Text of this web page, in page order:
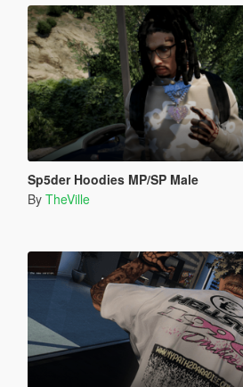
Sp5der Hoodies MP/SP Male
By TheVille